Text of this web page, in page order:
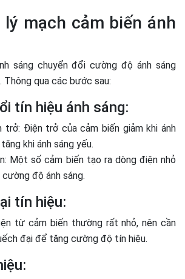
lý mạch cảm biến ánh
sáng chuyển đổi cường độ ánh sáng
Thông qua các bước sau:
tín hiệu ánh sáng:
trở: Điện trở của cảm biến giảm khi ánh
khi ánh sáng yếu.
Một số cảm biến tạo ra dòng điện nhỏ
độ ánh sáng.
tín hiệu:
từ cảm biến thường rất nhỏ, nên cần
đại để tăng cường độ tín hiệu.